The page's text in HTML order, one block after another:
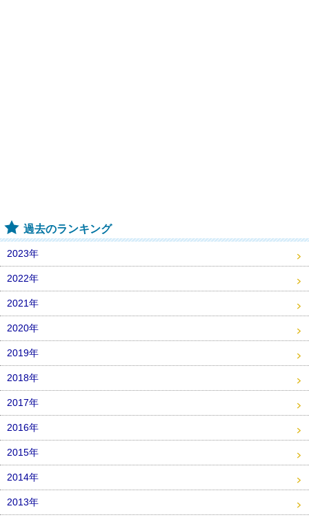
過去のランキング
2023年
2022年
2021年
2020年
2019年
2018年
2017年
2016年
2015年
2014年
2013年